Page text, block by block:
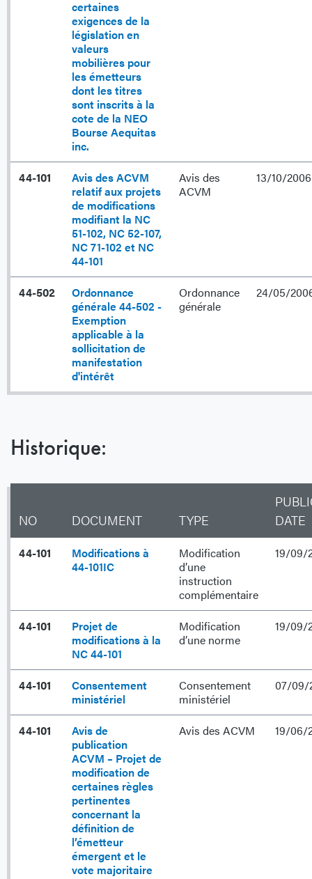
certaines
exigences de la
législation en
valeurs
mobilières pour
les émetteurs
dont les titres
sont inscrits à la
cote de la NEO
Bourse Aequitas
inc.
44-101
Avis des ACVM
relatif aux projets
de modifications
modifiant la NC
51-102, NC 52-107,
NC 71-102 et NC
44-101
Avis des
ACVM
13/10/2006
44-502
Ordonnance
générale 44-502 -
Exemption
applicable à la
sollicitation de
manifestation
d'intérêt
Ordonnance
générale
24/05/
Historique:
NO DOCUMENT TYPE
DATE
44-101
Modifications à
44-101IC
Modification
d’une
instruction
complémentaire
19/09/
44-101
Projet de
modifications à la
NC 44-101
Modification
d’une norme
19/09/
44-101
Consentement
ministériel
Consentement
ministériel
07/09/
44-101
Avis de
publication
ACVM – Projet de
modification de
certaines règles
pertinentes
concernant la
définition de
l’émetteur
émergent et le
vote majoritaire
Avis des ACVM 19/06/